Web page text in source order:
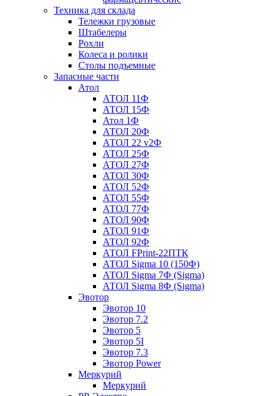
Техника для склада
Тележки грузовые
Штабелеры
Рохли
Колеса и ролики
Столы подъемные
Запасные части
Атол
АТОЛ 11Ф
АТОЛ 15Ф
Атол 1Ф
АТОЛ 20Ф
АТОЛ 22 v2Ф
АТОЛ 25Ф
АТОЛ 27Ф
АТОЛ 30Ф
АТОЛ 52Ф
АТОЛ 55Ф
АТОЛ 77Ф
АТОЛ 90Ф
АТОЛ 91Ф
АТОЛ 92Ф
АТОЛ FPrint-22ПТК
АТОЛ Sigma 10 (150Ф)
АТОЛ Sigma 7Ф (Sigma)
АТОЛ Sigma 8Ф (Sigma)
Эвотор
Эвотор 10
Эвотор 7.2
Эвотор 5
Эвотор 5I
Эвотор 7.3
Эвотор Power
Меркурий
Меркурий